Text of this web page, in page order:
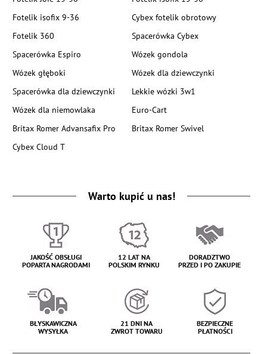
Fotelik isofix 9-36
Cybex fotelik obrotowy
Fotelik 360
Spacerówka Cybex
Spacerówka Espiro
Wózek gondola
Wózek głęboki
Wózek dla dziewczynki
Spacerówka dla dziewczynki
Lekkie wózki 3w1
Wózek dla niemowlaka
Euro-Cart
Britax Romer Advansafix Pro
Britax Romer Swivel
Cybex Cloud T
Warto kupić u nas!
JAKOŚĆ OBSŁUGI
POPARTA NAGRODAMI
12 LAT NA
POLSKIM RYNKU
DORADZTWO
PRZED I PO ZAKUPIE
BŁYSKAWICZNA
WYSYŁKA
21 DNI NA
ZWROT TOWARU
BEZPIECZNE
PŁATNOŚCI